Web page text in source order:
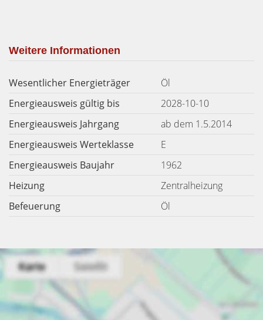
Weitere Informationen
Wesentlicher Energieträger
Öl
Energieausweis gültig bis
2028-10-10
Energieausweis Jahrgang
ab dem 1.5.2014
Energieausweis Werteklasse
E
Energieausweis Baujahr
1962
Heizung
Zentralheizung
Befeuerung
Öl